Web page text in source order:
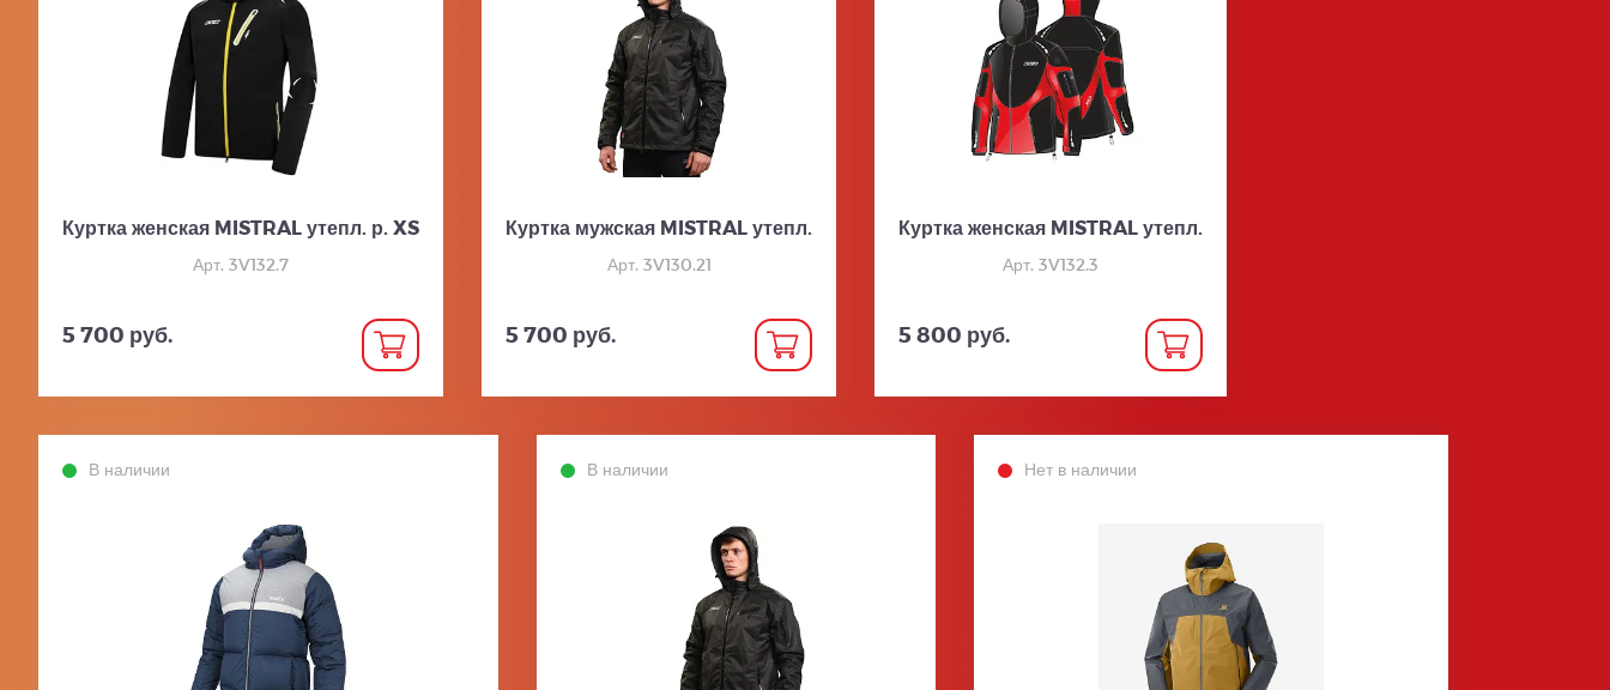
Куртка женская MISTRAL утепл. р. XS
Арт. 3V132.7
5 700 руб.
Куртка мужская MISTRAL утепл.
Арт. 3V130.21
5 700 руб.
Куртка женская MISTRAL утепл.
Арт. 3V132.3
5 800 руб.
В наличии В наличии Нет в наличии